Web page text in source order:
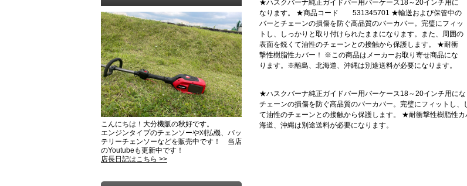
★ハスクバーナ純正ガイドバー用バーケース18～20インチ用に
なります。 ★商品コード 531345701 ★輸送および保管中の
バーとチェーンの損傷を防ぐ高品質のバーカバー。完璧にフィッ
トし、しっかりと取り付けられたままになります。また、周囲の
表面を鋭くて油性のチェーンとの接触から保護します。 ★耐衝
撃性樹脂性カバー！ ※この商品はメーカーお取り寄せ商品にな
ります。※離島、北海道、沖縄は別途送料が必要になります。
★ハスクバーナ純正ガイドバー用バーケース18～20インチ用
チェーンの損傷を防ぐ高品質のバーカバー。完璧にフィットし
て油性のチェーンとの接触から保護します。 ★耐衝撃性樹脂性
海道、沖縄は別途送料が必要になります。
こんにちは！大分機販の秋好です。
エンジンタイプのチェンソーや刈払機、バッ
テリーチェンソーなどを販売中です！ 当店
のYoutubeも更新中です！
店長日記はこちら >>